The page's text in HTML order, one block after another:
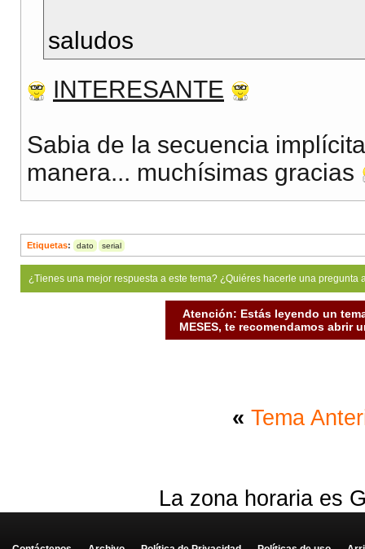
saludos
INTERESANTE
Sabia de la secuencia
manera... muchísimas gracias
Etiquetas: dato serial
¿Tienes una mejor respuesta a este tema? ¿Quiéres hacerle una
Atención: Estás leyendo un
MESES, te recomendamos abrir
« Tema
La zona horaria es